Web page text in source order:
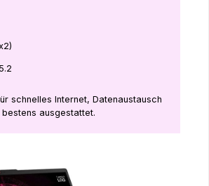
schnelles Internet, Datenaustausch
ausgestattet.